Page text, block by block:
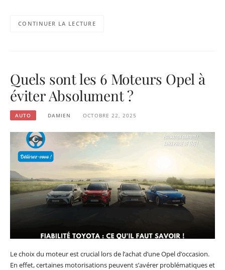
CONTINUER LA LECTURE
Quels sont les 6 Moteurs Opel à
éviter Absolument ?
AUTO DAMIEN OCTOBRE 22, 2025
Le choix du moteur est crucial lors de l’achat d’une Opel d’occasion.
En effet, certaines motorisations peuvent s’avérer problématiques et